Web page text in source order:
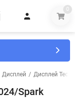
0
Дисплей / Дисплей Tecno
Spark